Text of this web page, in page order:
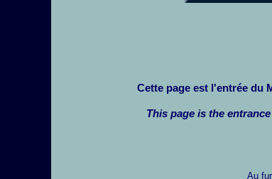
Cette page est l'entrée du
This page is the
Au